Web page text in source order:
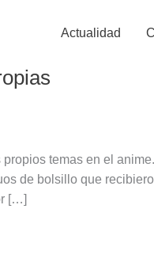
Actualidad
temas en el
de bolsillo que
[…]